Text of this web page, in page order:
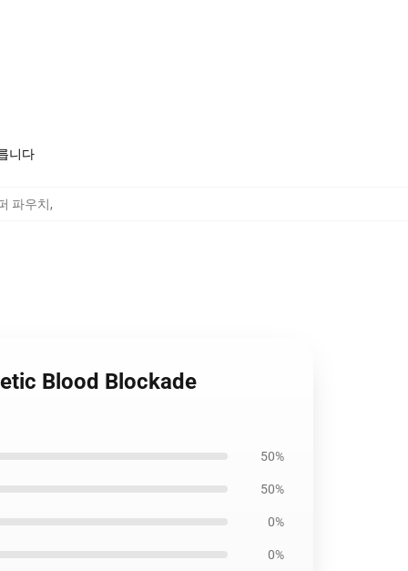
니다
파우치,
Blood Blockade
50%
50%
0%
0%